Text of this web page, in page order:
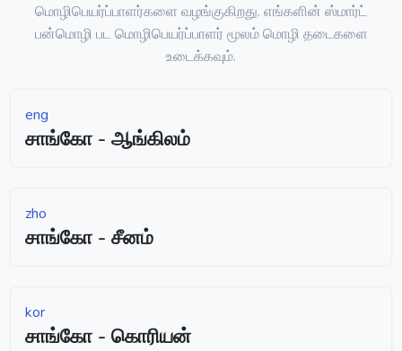
மொழிபெயர்ப்பாளர்களை வழங்குகிறது. எங்களின் ஸ்மார்ட்
பன்மொழி பட மொழிபெயர்ப்பாளர் மூலம் மொழி தடைகளை
உடைக்கவும்.
eng
சாங்கோ - ஆங்கிலம்
zho
சாங்கோ - சீனம்
kor
சாங்கோ - கொரியன்